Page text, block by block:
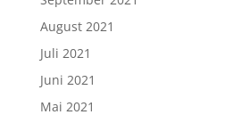
August 2021
Juli 2021
Juni 2021
Mai 2021